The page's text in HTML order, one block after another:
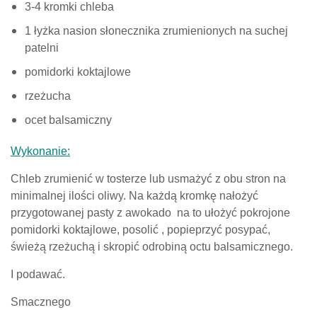
3-4 kromki chleba
1 łyżka nasion słonecznika zrumienionych na suchej
patelni
pomidorki koktajlowe
rzeżucha
ocet balsamiczny
Wykonanie:
Chleb zrumienić w tosterze lub usmażyć z obu stron na
minimalnej ilości oliwy. Na każdą kromkę nałożyć
przygotowanej pasty z awokado na to ułożyć pokrojone
pomidorki koktajlowe, posolić , popieprzyć posypać,
świeżą rzeżuchą i skropić odrobiną octu balsamicznego.
I podawać.
Smacznego